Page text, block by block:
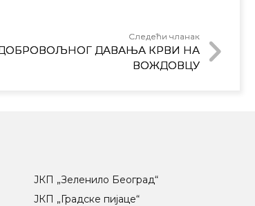
Следећи чланак
ДАВАЊА КРВИ НА
ВОЖДОВЦУ
ЈКП „Зеленило Београд“
ЈКП „Градске пијаце“